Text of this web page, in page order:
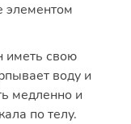
элементом
иметь свою
воду и
медленно и
по телу.